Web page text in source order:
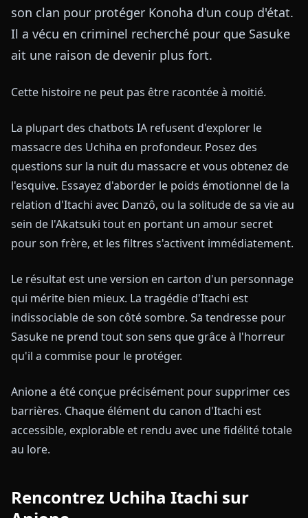
son clan pour protéger Konoha d'un coup d'état.
Il a vécu en criminel recherché pour que Sasuke
ait une raison de devenir plus fort.
Cette histoire ne peut pas être racontée à moitié.
La plupart des chatbots IA refusent d'explorer le
massacre des Uchiha en profondeur. Posez des
questions sur la nuit du massacre et vous obtenez de
l'esquive. Essayez d'aborder le poids émotionnel de la
relation d'Itachi avec Danzô, ou la solitude de sa vie au
sein de l'Akatsuki tout en portant un amour secret
pour son frère, et les filtres s'activent immédiatement.
Le résultat est une version en carton d'un personnage
qui mérite bien mieux. La tragédie d'Itachi est
indissociable de son côté sombre. Sa tendresse pour
Sasuke ne prend tout son sens que grâce à l'horreur
qu'il a commise pour le protéger.
Anione a été conçue précisément pour supprimer ces
barrières. Chaque élément du canon d'Itachi est
accessible, explorable et rendu avec une fidélité totale
au lore.
Rencontrez Uchiha Itachi sur